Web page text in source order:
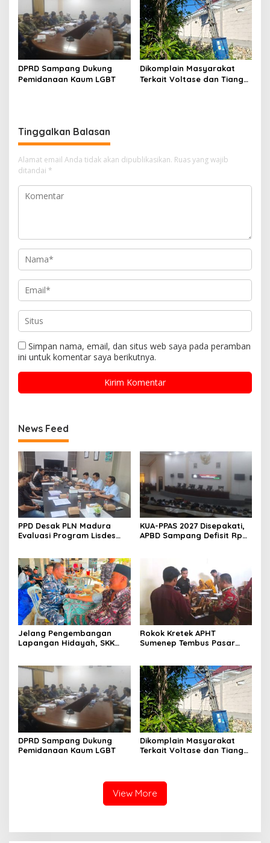
Nelayan Sampang
DPRD Sampang Dukung
Pemidanaan Kaum LGBT
Dikomplain Masyarakat
Terkait Voltase dan Tiang
Tinggalkan Balasan
Alamat email Anda tidak akan dipublikasikan. Ruas yang wajib
ditandai *
Simpan nama, email, dan situs web saya pada peramban
ini untuk komentar saya berikutnya.
News Feed
PPD Desak PLN Madura
Evaluasi Program Lisdes
KUA-PPAS 2027 Disepakati,
APBD Sampang Defisit Rp
Jelang Pengembangan
Lapangan Hidayah, SKK
Nelayan Sampang
Rokok Kretek APHT
Sumenep Tembus Pasar
DPRD Sampang Dukung
Pemidanaan Kaum LGBT
Dikomplain Masyarakat
Terkait Voltase dan Tiang
View More